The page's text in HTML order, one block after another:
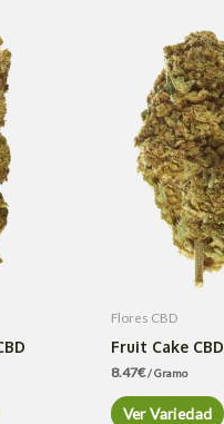
Flores CBD
Fruit Cake CBD
8.47€/ Gramo
Ver Variedad